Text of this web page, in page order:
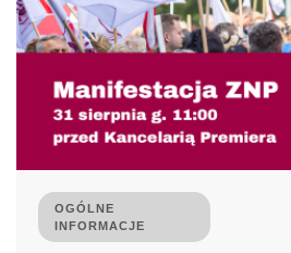
OGÓLNE
INFORMACJE